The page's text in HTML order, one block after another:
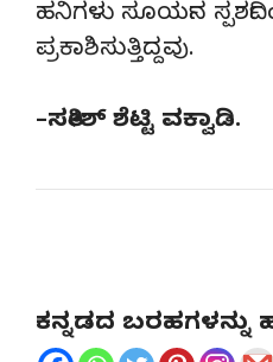
ಹನಿಗಳು ಸೂರ್ಯನ
ಪ್ರಕಾಶಿಸುತ್ತಿದ್ದವು.
–ಸತೀಶ್ ಶೆಟ್ಟಿ ವಕ್ವಾಡಿ.
ಕನ್ನಡದ ಬರಹಗಳನ್ನು